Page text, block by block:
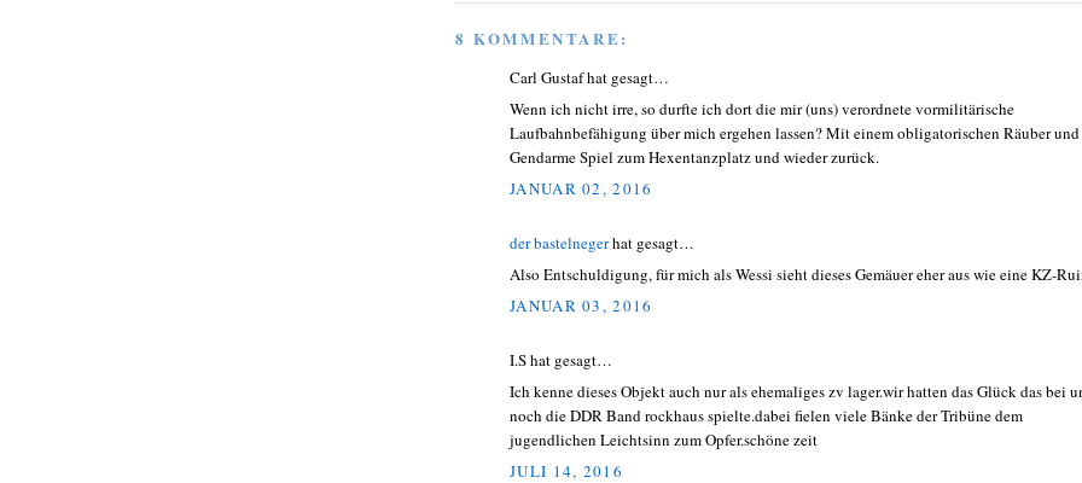
8 KOMMENTARE:
Carl Gustaf hat gesagt…
Wenn ich nicht irre, so durfte ich dort die mir (uns) verordnete vormilitärische
Laufbahnbefähigung über mich ergehen lassen? Mit einem obligatorischen Räuber und
Gendarme Spiel zum Hexentanzplatz und wieder zurück.
JANUAR 02, 2016
der bastelnegerhat gesagt…
Also Entschuldigung, für mich als Wessi sieht dieses Gemäuer eher aus wie eine KZ-
JANUAR 03, 2016
I.S hat gesagt…
Ich kenne dieses Objekt auch nur als ehemaliges zv lager.wir hatten das Glück das bei
noch die DDR Band rockhaus spielte.dabei fielen viele Bänke der Tribüne dem
jugendlichen Leichtsinn zum Opfer.schöne zeit
JULI 14, 2016